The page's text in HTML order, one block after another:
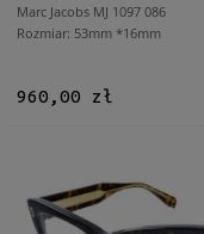
Marc Jacobs MJ 1097 086
Rozmiar: 53mm *16mm
960,00 zł